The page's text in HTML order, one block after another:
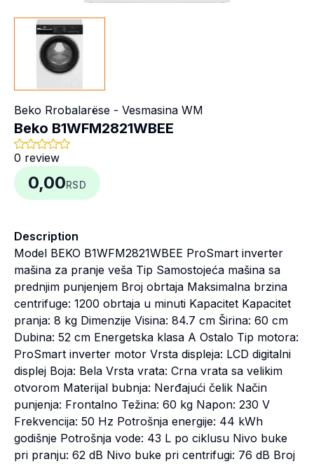
Beko Rrobalarëse - Vesmasina WM
Beko B1WFM2821WBEE
0 review
0,00RSD
Description
Model BEKO B1WFM2821WBEE ProSmart inverter
mašina za pranje veša Tip Samostojeća mašina sa
prednjim punjenjem Broj obrtaja Maksimalna brzina
centrifuge: 1200 obrtaja u minuti Kapacitet Kapacitet
pranja: 8 kg Dimenzije Visina: 84.7 cm Širina: 60 cm
Dubina: 52 cm Energetska klasa A Ostalo Tip motora:
ProSmart inverter motor Vrsta displeja: LCD digitalni
displej Boja: Bela Vrsta vrata: Crna vrata sa velikim
otvorom Materijal bubnja: Nerđajući čelik Način
punjenja: Frontalno Težina: 60 kg Napon: 230 V
Frekvencija: 50 Hz Potrošnja energije: 44 kWh
godišnje Potrošnja vode: 43 L po ciklusu Nivo buke
pri pranju: 62 dB Nivo buke pri centrifugi: 76 dB Broj